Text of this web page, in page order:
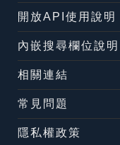
開放API使用說明
內嵌搜尋欄位說明
相關連結
常見問題
隱私權政策